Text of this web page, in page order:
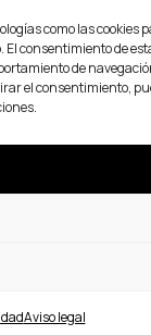
como las cookies
consentimiento de
de
el consentimiento,
Aviso legal